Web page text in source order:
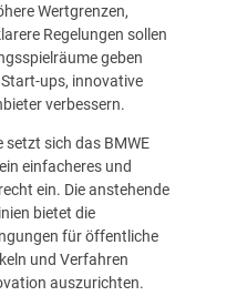
Wertgrenzen,
Regelungen sollen
geben
ups, innovative
verbessern.
setzt sich das BMWE
einfacheres und
ein. Die anstehende
bietet die
für öffentliche
und Verfahren
auszurichten.